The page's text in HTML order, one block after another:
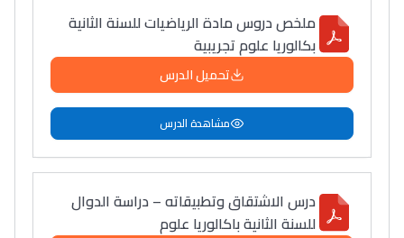
ملخص دروس مادة الرياضيات للسنة الثانية
بكالوريا علوم تجريبية
تحميل الدرس
مشاهدة الدرس
درس الاشتقاق وتطبيقاته – دراسة الدوال
للسنة الثانية باكالوريا علوم